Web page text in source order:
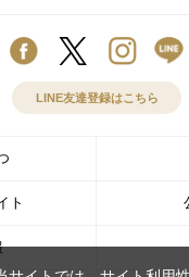
LINE友達登録はこちら
ト